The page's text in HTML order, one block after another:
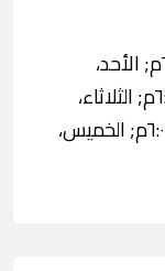
الجمعة، مغلق; السبت، ٩:٠٠ص إلى ٦:٠٠م; الأحد،
٩:٠٠ص إلى ٦:٠٠م; الاثنين، ٩:٠٠ص إلى ٦:٠٠م; الثلاثاء،
٩:٠٠ص إلى ٦:٠٠م; الأربعاء، ٩:٠٠ص إلى ٦:٠٠م; الخميس،